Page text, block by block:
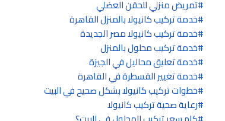
تمريض منزلي للحقن العضلي
خدمة تركيب كانيولا بالمنزل القاهرة
خدمة تركيب كانيولا مصر الجديدة
خدمة تركيب محلول بالمنزل
خدمة تعليق محاليل في الجيزة
خدمة تغيير القسطرة في القاهرة
خطوات تركيب كانيولا بشكل صحيح في البيت
رعاية صحية تركيب كانيولا